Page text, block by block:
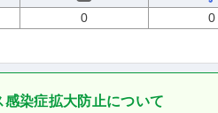
0 0
染症拡大防止について